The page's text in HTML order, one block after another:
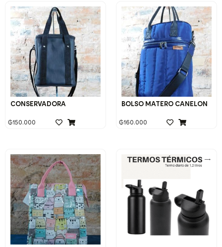
CONSERVADORA
₲150.000
BOLSO MATERO CANELON
₲160.000